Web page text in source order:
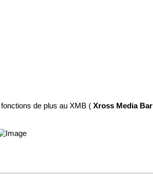
de plus au XMB (Xross Media Bar